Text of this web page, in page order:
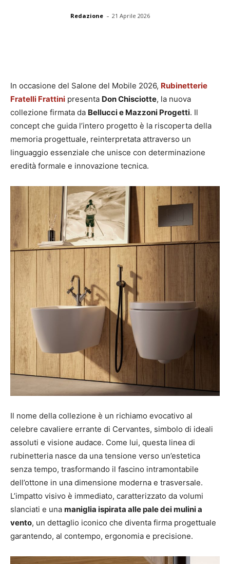
Redazione - 21 Aprile 2026
In occasione del Salone del Mobile 2026, Rubinetterie
Fratelli Frattini presenta Don Chisciotte, la nuova
collezione firmata da Bellucci e Mazzoni Progetti. Il
concept che guida l’intero progetto è la riscoperta della
memoria progettuale, reinterpretata attraverso un
linguaggio essenziale che unisce con determinazione
eredità formale e innovazione tecnica.
Il nome della collezione è un richiamo evocativo al
celebre cavaliere errante di Cervantes, simbolo di ideali
assoluti e visione audace. Come lui, questa linea di
rubinetteria nasce da una tensione verso un’estetica
senza tempo, trasformando il fascino intramontabile
dell’ottone in una dimensione moderna e trasversale.
L’impatto visivo è immediato, caratterizzato da volumi
slanciati e una maniglia ispirata alle pale dei mulini a
vento, un dettaglio iconico che diventa firma progettuale
garantendo, al contempo, ergonomia e precisione.